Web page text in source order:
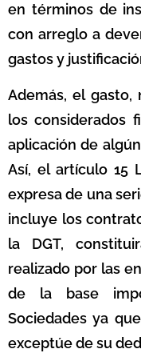
en términos de
con arreglo a
gastos y
Además, el
los considerados
aplicación de
Así, el artículo 15
expresa de una
incluye los
la DGT,
realizado por las
de la base
Sociedades ya
exceptúe de su